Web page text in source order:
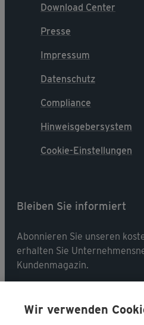
Download Center
Presse
Impressum
Datenschutz
Compliance
Hinweisgebersystem
Cookie-Einstellungen
Bleiben Sie informiert
Abonnieren Sie unseren
erhalten Sie
Kundenmagazin.
Jetzt
Wir verwenden